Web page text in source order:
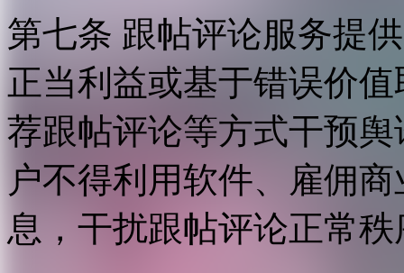
第七条 跟帖评论服务提
正当利益或基于错误价
荐跟帖评论等方式干预
户不得利用软件、雇佣
息，干扰跟帖评论正常